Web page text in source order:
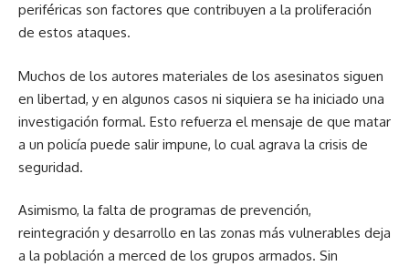
periféricas son factores que contribuyen a la proliferación
de estos ataques.
Muchos de los autores materiales de los asesinatos siguen
en libertad, y en algunos casos ni siquiera se ha iniciado una
investigación formal. Esto refuerza el mensaje de que matar
a un policía puede salir impune, lo cual agrava la crisis de
seguridad.
Asimismo, la falta de programas de prevención,
reintegración y desarrollo en las zonas más vulnerables deja
a la población a merced de los grupos armados. Sin